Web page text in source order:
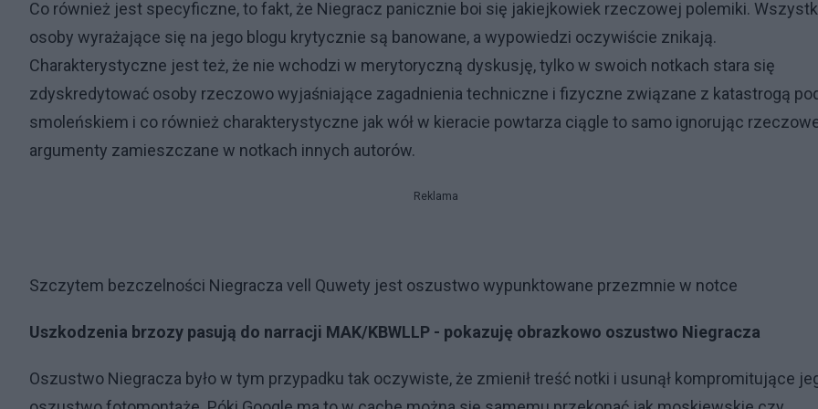
Co również jest specyficzne, to fakt, że Niegracz panicznie boi się jakiejkowiek rzeczowej polemiki.
osoby wyrażające się na jego blogu krytycznie są banowane, a wypowiedzi oczywiście znikają.
Charakterystyczne jest też, że nie wchodzi w merytoryczną dyskusję, tylko w swoich notkach stara się
zdyskredytować osoby rzeczowo wyjaśniające zagadnienia techniczne i fizyczne związane z katastrogą
smoleńskiem i co również charakterystyczne jak wół w kieracie powtarza ciągle to samo ignorując
argumenty zamieszczane w notkach innych autorów.
Reklama
Szczytem bezczelności Niegracza vell Quwety jest oszustwo wypunktowane przezmnie w notce
Uszkodzenia brzozy pasują do narracji MAK/KBWLLP - pokazuję obrazkowo oszustwo Niegracza
Oszustwo Niegracza było w tym przypadku tak oczywiste, że zmienił treść notki i usunął kompromitujące